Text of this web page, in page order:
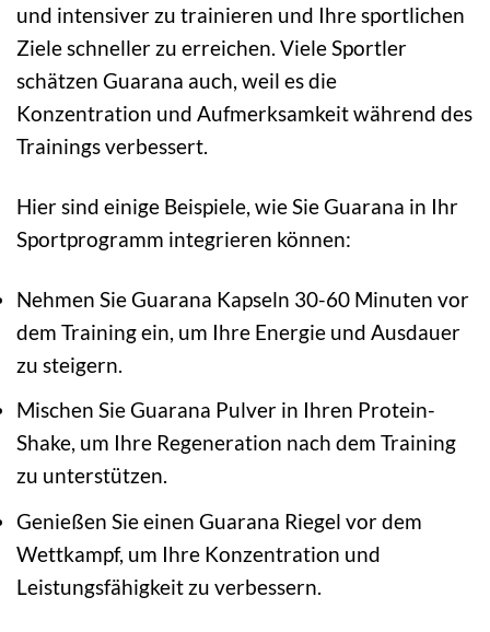
und intensiver zu trainieren und Ihre sportlichen
Ziele schneller zu erreichen. Viele Sportler
schätzen Guarana auch, weil es die
Konzentration und Aufmerksamkeit während des
Trainings verbessert.
Hier sind einige Beispiele, wie Sie Guarana in Ihr
Sportprogramm integrieren können:
Nehmen Sie Guarana Kapseln 30-60 Minuten vor
dem Training ein, um Ihre Energie und Ausdauer
zu steigern.
Mischen Sie Guarana Pulver in Ihren Protein-
Shake, um Ihre Regeneration nach dem Training
zu unterstützen.
Genießen Sie einen Guarana Riegel vor dem
Wettkampf, um Ihre Konzentration und
Leistungsfähigkeit zu verbessern.